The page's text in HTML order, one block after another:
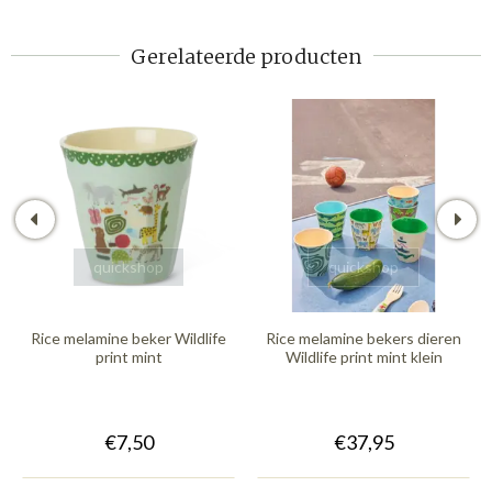
Gerelateerde producten
quickshop
Rice melamine beker Wildlife
print mint
€7,50
quickshop
Rice melamine bekers dieren
Wildlife print mint klein
€37,95